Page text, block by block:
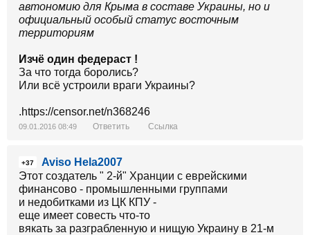
автономию для Крыма в составе Украины, но и
официальный особый статус восточным
территориям
Изчё один федераст !
За что тогда боролись?
Или всё устроили враги Украины?
.https://censor.net/n368246
09.01.2016 08:49 Ответить Ссылка
+37
Aviso Hela2007
Этот создатель " 2-й" Хранции с еврейскими
финансово - промышленными группами
и недобитками из ЦК КПУ -
еще имеет совесть что-то
вякать за разграбленную и нищую Украину в 21-м